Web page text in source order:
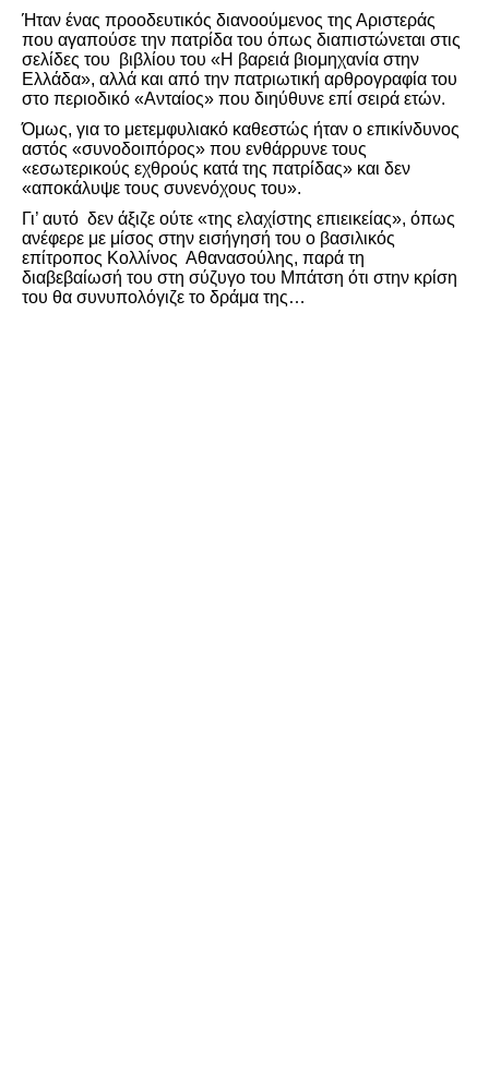
Ήταν ένας προοδευτικός διανοούμενος της Αριστεράς
που αγαπούσε την πατρίδα του όπως διαπιστώνεται στις
σελίδες του βιβλίου του «Η βαρειά βιομηχανία στην
Ελλάδα», αλλά και από την πατριωτική αρθρογραφία του
στο περιοδικό «Ανταίος» που διηύθυνε επί σειρά ετών.
Όμως, για το μετεμφυλιακό καθεστώς ήταν ο επικίνδυνος
αστός «συνοδοιπόρος» που ενθάρρυνε τους
«εσωτερικούς εχθρούς κατά της πατρίδας» και δεν
«αποκάλυψε τους συνενόχους του».
Γι’ αυτό δεν άξιζε ούτε «της ελαχίστης επιεικείας», όπως
ανέφερε με μίσος στην εισήγησή του ο βασιλικός
επίτροπος Κολλίνος Αθανασούλης, παρά τη
διαβεβαίωσή του στη σύζυγο του Μπάτση ότι στην κρίση
του θα συνυπολόγιζε το δράμα της…